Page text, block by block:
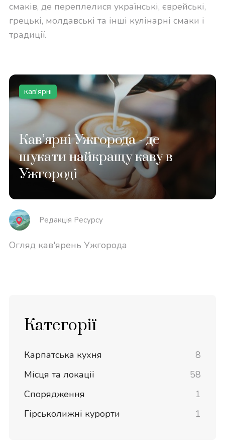
смаків, де переплелися українські, єврейські,
грецькі, молдавські та інші кулінарні смаки і
традиції.
кав'ярні
Кав’ярні Ужгорода - де
шукати найкращу каву в
Ужгороді
Редакція Реcурсу
Огляд кав'ярень Ужгорода
Категорії
Карпатська кухня
8
Місця та локації
58
Спорядження
1
Гірськолижні курорти
1